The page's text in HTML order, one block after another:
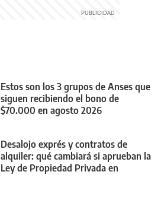
Estos son los 3 grupos de Anses que
siguen recibiendo el bono de
$70.000 en agosto 2026
Desalojo exprés y contratos de
alquiler: qué cambiará si aprueban la
Ley de Propiedad Privada en